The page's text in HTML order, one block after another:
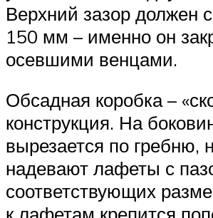
Верхний зазор должен
150 мм – именно он
осевшими венцами.
Обсадная коробка –
конструкция. На
вырезается по гребню,
надевают лафеты с
соответствующих